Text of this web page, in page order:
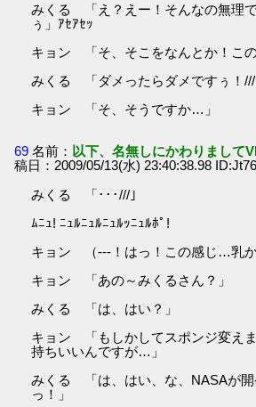
みくる 「え？えー！そんなの無理
ぅ」ｱｾｱｾｯ
キョン 「そ、そこをなんとか！この
みくる 「ダメったらダメですぅ！///
キョン 「そ、そうですか…」
69 名前： 以下、名無しにかわりまして
稿日：2009/05/13(水) 23:40:38.98
みくる 「･･･///｣
ﾑﾆｭ! ﾆｭﾙﾆｭﾙﾆｭﾙｯﾆｭﾙﾎﾟ!
キョン （---！はっ！この感じ…乳か
キョン 「あの～みくるさん？」
みくる 「は、はい？」
キョン 「もしかしてスポンジ変え
持ちいいんですが…」
みくる 「は、はい、な、NASAが開
っ！」